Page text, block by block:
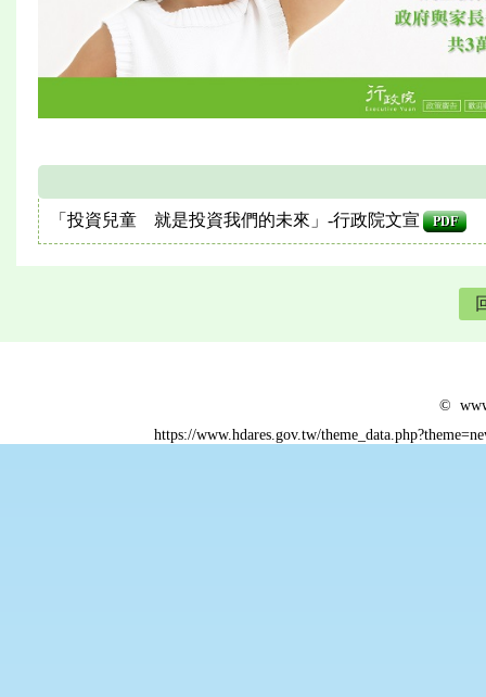
「投資兒童 就是投資我們的未來」-行政院文宣 PDF
©
https://www.hdares.gov.tw/